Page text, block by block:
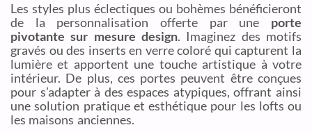
Les styles plus éclectiques ou bohèmes bénéficieront
de la personnalisation offerte par une porte
pivotante sur mesure design. Imaginez des motifs
gravés ou des inserts en verre coloré qui capturent la
lumière et apportent une touche artistique à votre
intérieur. De plus, ces portes peuvent être conçues
pour s’adapter à des espaces atypiques, offrant ainsi
une solution pratique et esthétique pour les lofts ou
les maisons anciennes.